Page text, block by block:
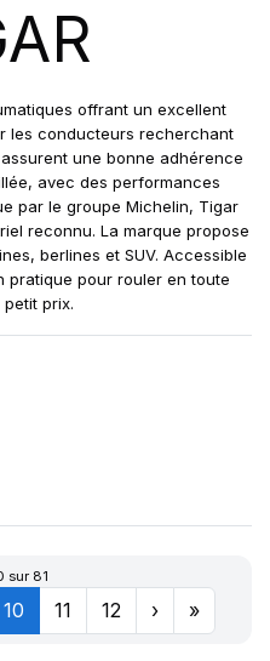
offrant un excellent
les conducteurs recherchant
une bonne adhérence
avec des performances
par le groupe Michelin, Tigar
reconnu. La marque propose
berlines et SUV. Accessible
pratique pour rouler en toute
prix.
sur 81
10 11 12 › »